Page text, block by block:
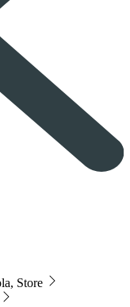
Store